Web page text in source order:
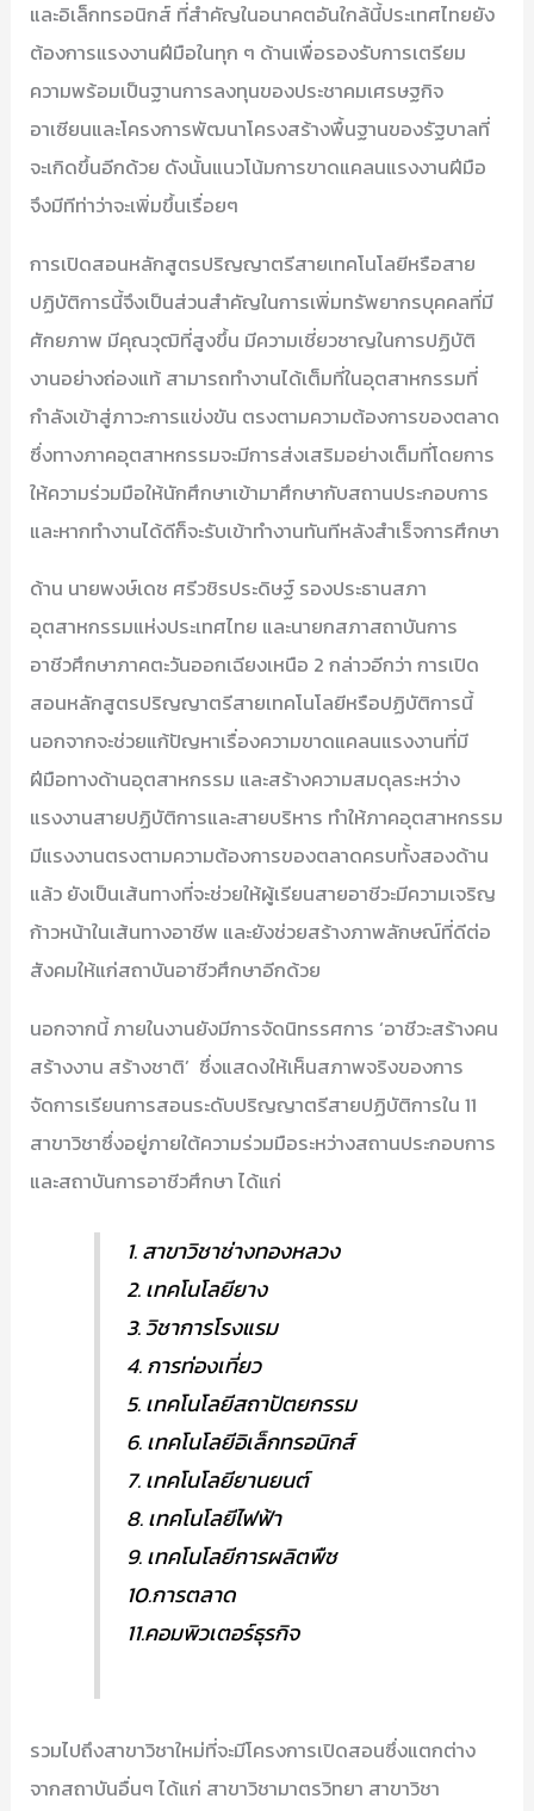
และอิเล็กทรอนิกส์ ที่สำคัญในอนาคตอันใกล้นี้ประเทศไทยยัง
ต้องการแรงงานฝีมือในทุก ๆ ด้านเพื่อรองรับการเตรียม
ความพร้อมเป็นฐานการลงทุนของประชาคมเศรษฐกิจ
อาเซียนและโครงการพัฒนาโครงสร้างพื้นฐานของรัฐบาลที่
จะเกิดขึ้นอีกด้วย ดังนั้นแนวโน้มการขาดแคลนแรงงานฝีมือ
จึงมีทีท่าว่าจะเพิ่มขึ้นเรื่อยๆ
การเปิดสอนหลักสูตรปริญญาตรีสายเทคโนโลยีหรือสาย
ปฏิบัติการนี้จึงเป็นส่วนสำคัญในการเพิ่มทรัพยากรบุคคลที่มี
ศักยภาพ มีคุณวุฒิที่สูงขึ้น มีความเชี่ยวชาญในการปฏิบัติ
งานอย่างถ่องแท้ สามารถทำงานได้เต็มที่ในอุตสาหกรรมที่
กำลังเข้าสู่ภาวะการแข่งขัน ตรงตามความต้องการของตลาด
ซึ่งทางภาคอุตสาหกรรมจะมีการส่งเสริมอย่างเต็มที่โดยการ
ให้ความร่วมมือให้นักศึกษาเข้ามาศึกษากับสถานประกอบการ
และหากทำงานได้ดีก็จะรับเข้าทำงานทันทีหลังสำเร็จการศึกษา
ด้าน นายพงษ์เดช ศรีวชิรประดิษฐ์ รองประธานสภา
อุตสาหกรรมแห่งประเทศไทย และนายกสภาสถาบันการ
อาชีวศึกษาภาคตะวันออกเฉียงเหนือ 2 กล่าวอีกว่า การเปิด
สอนหลักสูตรปริญญาตรีสายเทคโนโลยีหรือปฏิบัติการนี้
นอกจากจะช่วยแก้ปัญหาเรื่องความขาดแคลนแรงงานที่มี
ฝีมือทางด้านอุตสาหกรรม และสร้างความสมดุลระหว่าง
แรงงานสายปฏิบัติการและสายบริหาร ทำให้ภาคอุตสาหกรรม
มีแรงงานตรงตามความต้องการของตลาดครบทั้งสองด้าน
แล้ว ยังเป็นเส้นทางที่จะช่วยให้ผู้เรียนสายอาชีวะมีความเจริญ
ก้าวหน้าในเส้นทางอาชีพ และยังช่วยสร้างภาพลักษณ์ที่ดีต่อ
สังคมให้แก่สถาบันอาชีวศึกษาอีกด้วย
นอกจากนี้ ภายในงานยังมีการจัดนิทรรศการ ‘อาชีวะสร้างคน
สร้างงาน สร้างชาติ’ ซึ่งแสดงให้เห็นสภาพจริงของการ
จัดการเรียนการสอนระดับปริญญาตรีสายปฏิบัติการใน 11
สาขาวิชาซึ่งอยู่ภายใต้ความร่วมมือระหว่างสถานประกอบการ
และสถาบันการอาชีวศึกษา ได้แก่
1. สาขาวิชาช่างทองหลวง
2. เทคโนโลยียาง
3. วิชาการโรงแรม
4. การท่องเที่ยว
5. เทคโนโลยีสถาปัตยกรรม
6. เทคโนโลยีอิเล็กทรอนิกส์
7. เทคโนโลยียานยนต์
8. เทคโนโลยีไฟฟ้า
9. เทคโนโลยีการผลิตพืช
10.การตลาด
11.คอมพิวเตอร์ธุรกิจ
รวมไปถึงสาขาวิชาใหม่ที่จะมีโครงการเปิดสอนซึ่งแตกต่าง
จากสถาบันอื่นๆ ได้แก่ สาขาวิชามาตรวิทยา สาขาวิชา